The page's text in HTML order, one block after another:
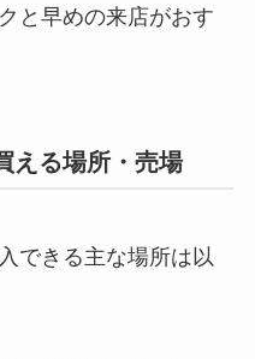
と早めの来店がおす
える場所・売場
できる主な場所は以